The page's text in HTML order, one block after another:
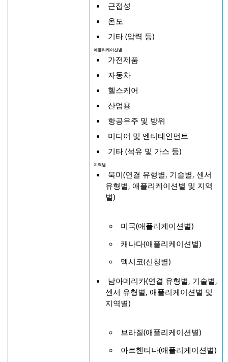
근접성
온도
기타 (압력 등)
애플리케이션별
가전제품
자동차
헬스케어
산업용
항공우주 및 방위
미디어 및 엔터테인먼트
기타 (석유 및 가스 등)
지역별
북미(연결 유형별, 기술별, 센서
유형별, 애플리케이션별 및 지역
별)
미국(애플리케이션별)
캐나다(애플리케이션별)
멕시코(신청별)
남아메리카(연결 유형별, 기술별,
센서 유형별, 애플리케이션별 및
지역별)
브라질(애플리케이션별)
아르헨티나(애플리케이션별)